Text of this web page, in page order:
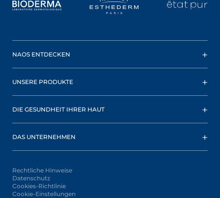
NAOS ENTDECKEN
UNSERE PRODUKTE
DIE GESUNDHEIT IHRER HAUT
DAS UNTERNEHMEN
Rechtliche Hinweise
Datenschutz
Cookies-Richtlinie
Cookie-Einstellungen